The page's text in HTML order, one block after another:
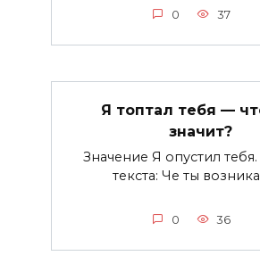
0 37
Я топтал тебя —
значит?
Значение Я опустил
текста: Че ты
0 36